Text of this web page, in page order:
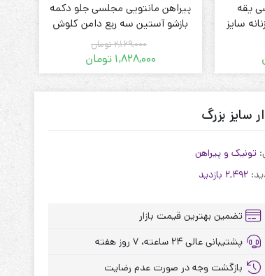
یقه
سایز
پیراهن مانتویی مجلسی جلو دکمه
بازشو آستین سه ربع دامن کلوش
زنانه سایز بزرگ
2,169,000تومان
قیمت
اصلی:
1,828,000 تومان
قیمت
فعلی:
سایز بزرگ
تونیک و پیراهن
2,492 بازدید
تضمین بهترین قیمت بازار
پشتیبانی عالی ۲۴ ساعته، ۷ روز هفته
بازگشت وجه در صورت عدم رضایت